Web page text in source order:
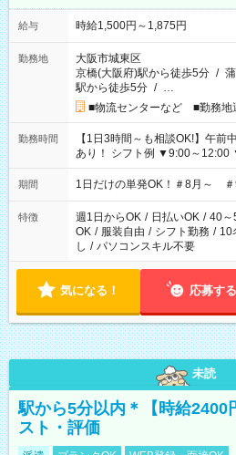
給与 時給1,500円～1,875円
勤務地
大阪市城東区
京橋(大阪府)駅から徒歩5分 /
駅から徒歩5分 / …
■物流センターなど ■勤務地
勤務時間
【1日3時間～も相談OK!】午前
あり！ シフト例 ▼9:00～
▼18:00～21:00
期間 1日だけの単発OK！＃8月～ ＃
特徴 週1日からOK / 日払いOK / 40～
OK / 服装自由 / シフト勤務 / 10
し / パソコンスキル不要
気になる！ 応募する
未読
駅から5分以内＊【時給2400
スト・評価